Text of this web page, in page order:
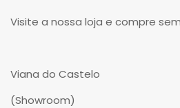
Visite a nossa loja e compre
Viana do Castelo
(Showroom)